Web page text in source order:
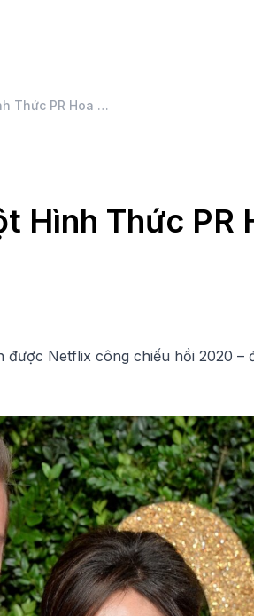
Phim Tiểu Sử Chỉ Là Một Hình Thức PR Hoa Mỹ Của Người Nổi Tiếng?
Hình Thức PR
được Netflix công chiếu hồi 2020 –